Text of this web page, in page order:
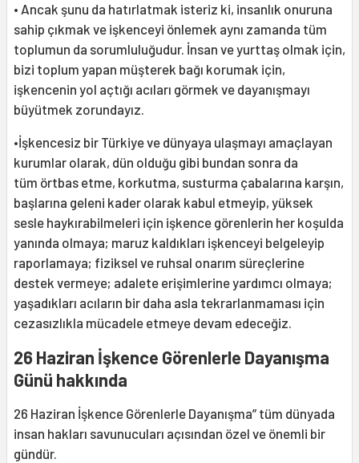
• Ancak şunu da hatırlatmak isteriz ki, insanlık onuruna
sahip çıkmak ve işkenceyi önlemek aynı zamanda tüm
toplumun da sorumluluğudur. İnsan ve yurttaş olmak için,
bizi toplum yapan müşterek bağı korumak için,
işkencenin yol açtığı acıları görmek ve dayanışmayı
büyütmek zorundayız.
•İşkencesiz bir Türkiye ve dünyaya ulaşmayı amaçlayan
kurumlar olarak, dün olduğu gibi bundan sonra da
tüm örtbas etme, korkutma, susturma çabalarına karşın,
başlarına geleni kader olarak kabul etmeyip, yüksek
sesle haykırabilmeleri için işkence görenlerin her koşulda
yanında olmaya; maruz kaldıkları işkenceyi belgeleyip
raporlamaya; fiziksel ve ruhsal onarım süreçlerine
destek vermeye; adalete erişimlerine yardımcı olmaya;
yaşadıkları acıların bir daha asla tekrarlanmaması için
cezasızlıkla mücadele etmeye devam edeceğiz.
26 Haziran İşkence Görenlerle Dayanışma
Günü hakkında
26 Haziran İşkence Görenlerle Dayanışma” tüm dünyada
insan hakları savunucuları açısından özel ve önemli bir
gündür.